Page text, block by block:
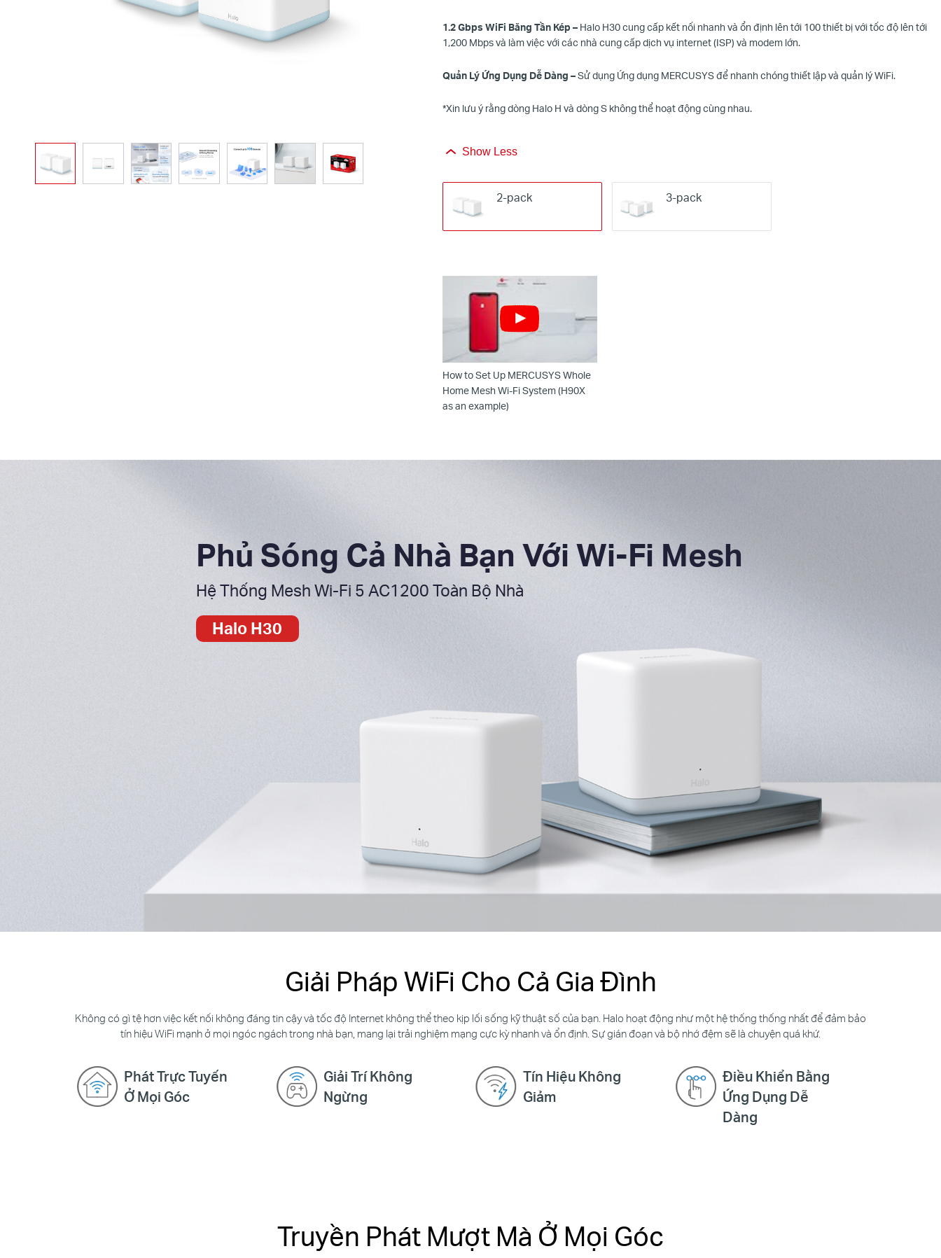
1.2Gbps WiFi Băng Tần Kép – Halo H30 cung cấp kết nối nhanh và ổn định lên tới 100 thiết bị với tốc độ lên tới
1,200 Mbps và làm việc với các nhà cung cấp dịch vụ internet (ISP) và modem lớn.
Quản Lý Ứng Dụng Dễ Dàng –Sử dụng Ứng dụng MERCUSYS để nhanh chóng thiết lập và quản lýWiFi.
*Xin lưu ý rằng dòng Halo H và dòng S không thể hoạt động cùng nhau.
Show Less
2-pack 3-pack
How to Set Up MERCUSYS Whole
Home Mesh Wi-Fi System (H90X
as an example)
Phủ Sóng Cả Nhà Bạn Với Wi-Fi Mesh
Hệ Thống Mesh Wi‑Fi 5 AC1200 Toàn Bộ Nhà
Halo H30
Giải Pháp WiFi Cho Cả Gia Đình
Không có gì tệ hơn việc kết nối không đáng tin cậy và tốc độ Internet không thể theo kịp lối sống kỹ thuật số của bạn. Halo hoạt động như một hệ thống thống nhất để đảm bảo
tín hiệu WiFi mạnh ở mọi ngóc ngách trong nhà bạn, mang lại trải nghiệm mạng cực kỳ nhanh và ổn định. Sự gián đoạn và bộ nhớ đệm sẽ là chuyện quá khứ.
Phát Trực Tuyến
Ở Mọi Góc
Giải Trí Không
Ngừng
Tín Hiệu Không
Giảm
Điều Khiển Bằng
Ứng Dụng Dễ
Dàng
Truyền Phát Mượt Mà Ở Mọi Góc